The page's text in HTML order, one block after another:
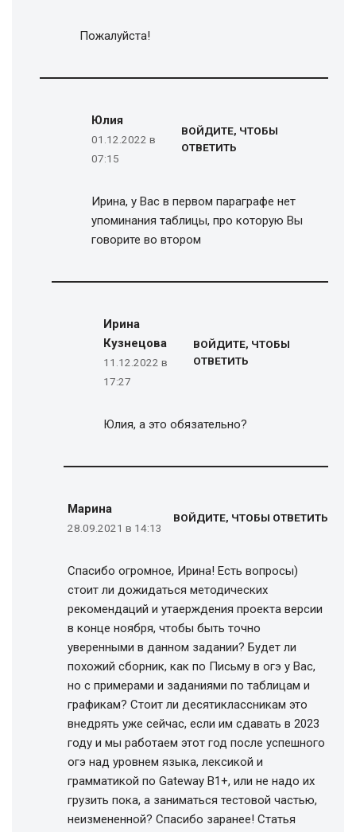
Пожалуйста!
Юлия
01.12.2022 в
07:15
ВОЙДИТЕ, ЧТОБЫ
ОТВЕТИТЬ
Ирина, у Вас в первом параграфе нет
упоминания таблицы, про которую Вы
говорите во втором
Ирина
Кузнецова
11.12.2022 в
17:27
ВОЙДИТЕ, ЧТОБЫ
ОТВЕТИТЬ
Юлия, а это обязательно?
Марина
28.09.2021 в 14:13
ВОЙДИТЕ, ЧТОБЫ ОТВЕТИТЬ
Спасибо огромное, Ирина! Есть вопросы)
стоит ли дожидаться методических
рекомендаций и утаерждения проекта версии
в конце ноября, чтобы быть точно
уверенными в данном задании? Будет ли
похожий сборник, как по Письму в огэ у Вас,
но с примерами и заданиями по таблицам и
графикам? Стоит ли десятиклассникам это
внедрять уже сейчас, если им сдавать в 2023
году и мы работаем этот год после успешного
огэ над уровнем языка, лексикой и
грамматикой по Gateway B1+, или не надо их
грузить пока, а заниматься тестовой частью,
неизмененной? Спасибо заранее! Статья